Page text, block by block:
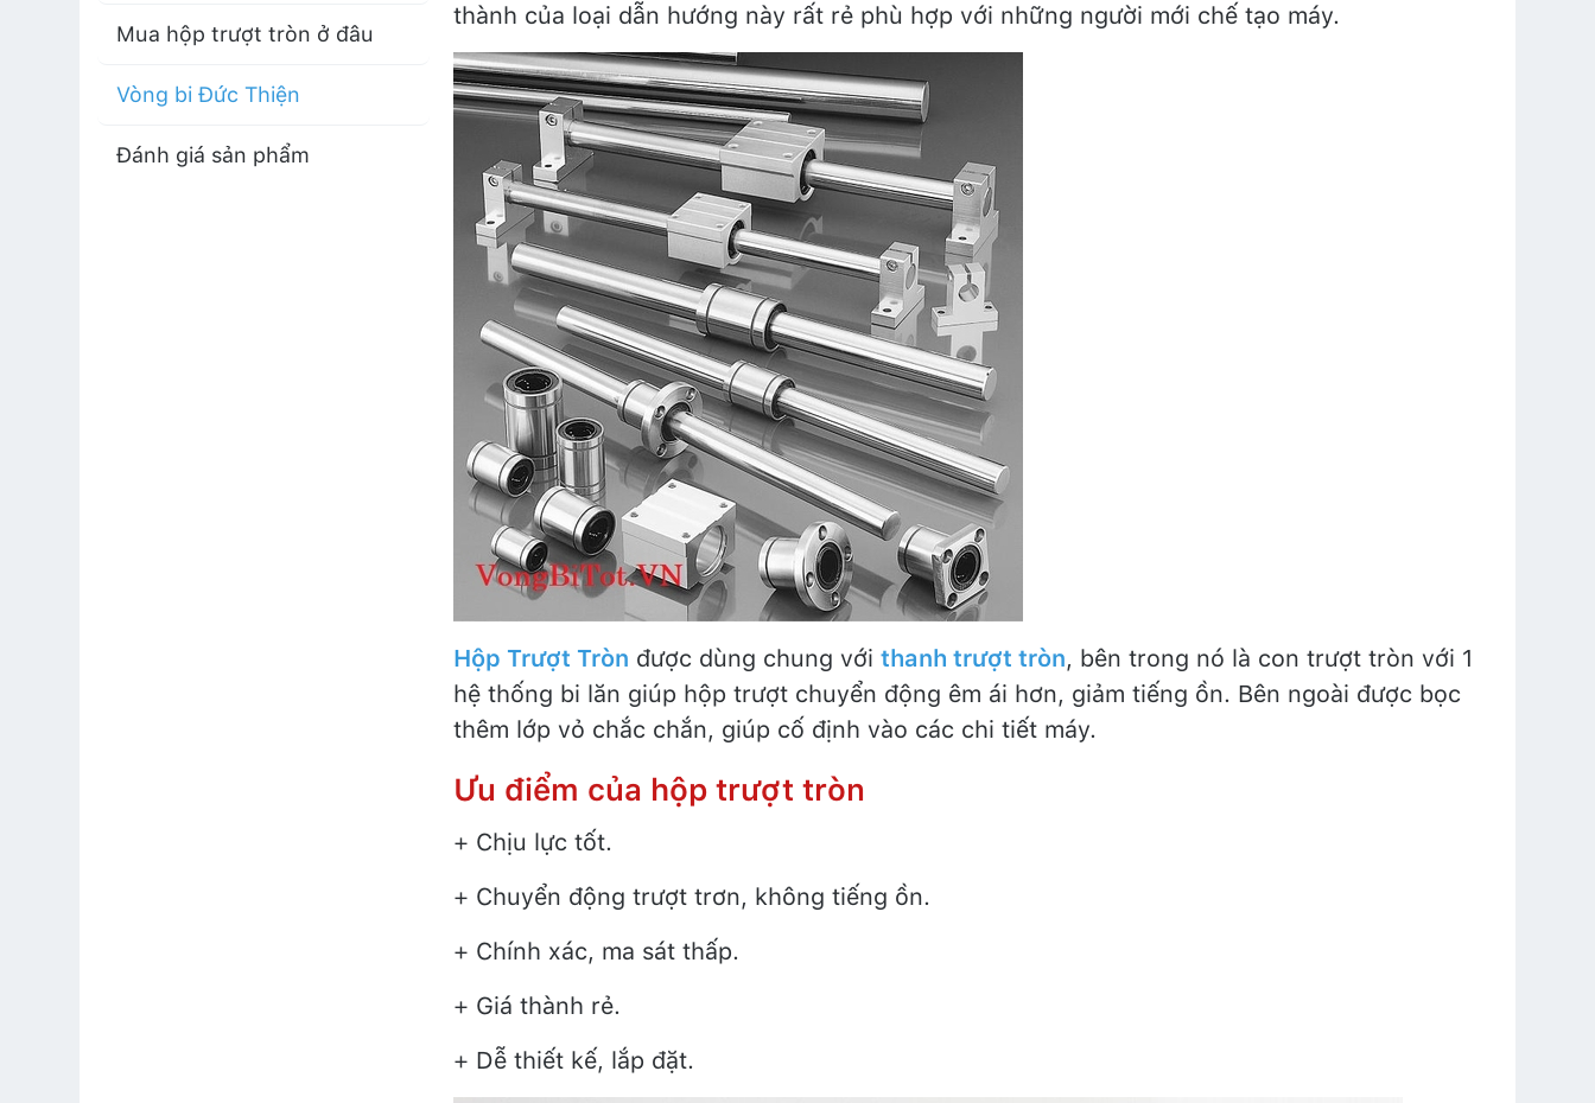
Mua hộp trượt tròn ở đâu
Vòng bi Đức Thiện
Đánh giá sản phẩm
thành của loại dẫn hướng này rất rẻ phù hợp với những người mới chế tạo máy.
Hộp Trượt Tròn được dùng chung với thanh trượt tròn, bên trong nó là con trượt tròn với 1
hệ thống bi lăn giúp hộp trượt chuyển động êm ái hơn, giảm tiếng ồn. Bên ngoài được bọc
thêm lớp vỏ chắc chắn, giúp cố định vào các chi tiết máy.
Ưu điểm của hộp trượt tròn
+ Chịu lực tốt.
+ Chuyển động trượt trơn, không tiếng ồn.
+ Chính xác, ma sát thấp.
+ Giá thành rẻ.
+ Dễ thiết kế, lắp đặt.